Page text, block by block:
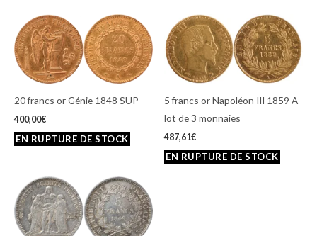
20 francs or Génie 1848 SUP
400,00€
5 francs or Napoléon III 1859 A
lot de 3 monnaies
487,61€